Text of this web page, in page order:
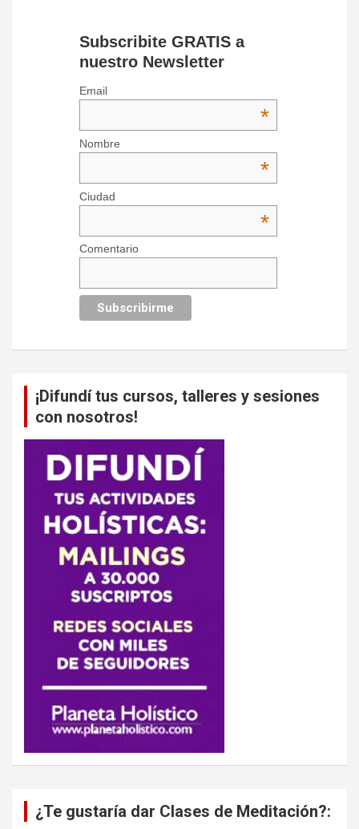
Subscribite GRATIS a
nuestro Newsletter
Email
*
Nombre
*
Ciudad
*
Comentario
¡Difundí tus cursos, talleres y sesiones
con nosotros!
¿Te gustaría dar Clases de Meditación?: